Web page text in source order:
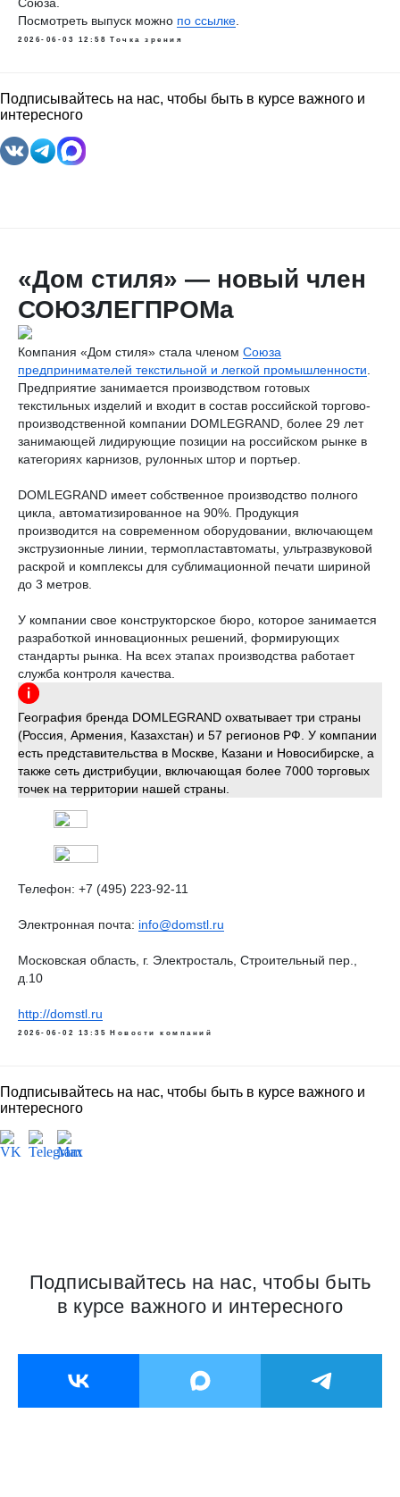
«Отрасль развивается при наличии собственного сырья.
Наше сырье сегодня — это химические волокна, которые в
общем объеме производства занимают уже до 70%. Но мы
волокон — и оттуда забираем волокно. Это парадоксальная
для России ситуация — притом, что наша химическая
отрасль в свое время серьезно двигалась вперед. Нам надо
встать на базовые рельсы и довести до конца то, что сегодня
«Многие из тех, кто был в белой зоне, либо закрываются,
либо переходят в серую и черную, — рассказал эксперт. — В
нашей отрасли это системная проблема в ряде направлений
и подотраслей, в частности, швейной. Если мы хотим
развиваться, мы должны обсуждать эффективность и не
повышать постоянно налоги. Наоборот: в определенных
направлениях — снижать, а повышать — только там, где это
реально может быть эффективно».
Андрей Разбродин подчеркнул необходимость утверждения
стратегии развития отрасли.
«Более 30 лет отраслью серьезно не занимались —
стратегия развития. В 2024 году СОЮЗЛЕГПРОМ вместе с
Высшей школой экономики разработали такую стратегию,
она учитывает и базовый компонент, и специфику
подотраслей. Проект дорабатывается вместе с
Минпромторгом России. Хотелось бы, чтобы этот процесс
двигался быстро и качественно», — добавил президент
Посмотреть выпуск можнопо ссылке.
2026-06-03 12:58 Точка зрения
Подписывайтесь на нас, чтобы быть в курсе важного и
интересного
предпринимателей текстильной и легкой промышленности
Предприятие занимается производством готовых
производственной компании DOMLEGRAND, более 29 лет
занимающей лидирующие позиции на российском рынке в
DOMLEGRAND имеет собственное производство полного
цикла, автоматизированное на 90%. Продукция
производится на современном оборудовании, включающем
экструзионные линии, термопластавтоматы, ультразвуковой
раскрой и комплексы для сублимационной печати шириной
География бренда DOMLEGRAND охватывает три страны
также сеть дистрибуции, включающая более 7000 торговых
точек на территории нашей страны.